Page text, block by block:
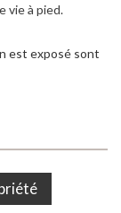
vie à pied.
est exposé sont